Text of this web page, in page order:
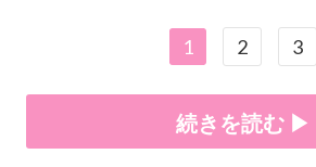
1 2 3
続きを読む ▶